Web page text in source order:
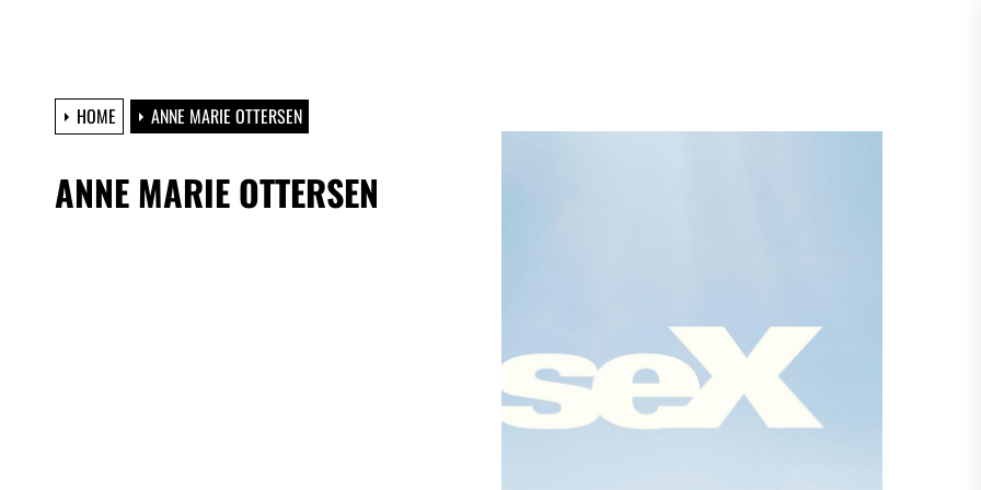
HOME ANNE MARIE OTTERSEN
ANNE MARIE OTTERSEN